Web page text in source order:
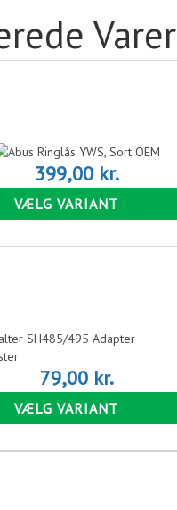
Varer
399,00 kr.
VÆLG VARIANT
79,00 kr.
VÆLG VARIANT